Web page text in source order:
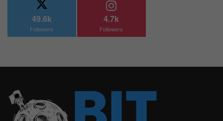
49.6k
Followers
4.7k
Followers